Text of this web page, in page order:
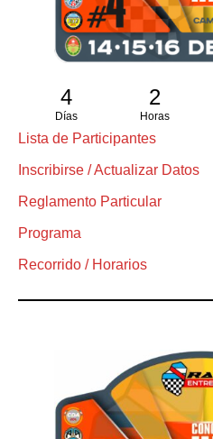
4
Días
2
Horas
Lista de Participantes
Inscribirse / Actualizar Datos
Reglamento Particular
Programa
Recorrido / Horarios